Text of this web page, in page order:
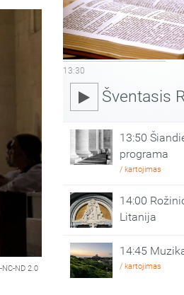
NC-ND 2.0
13:30
Šventasis
13:50
programa
/ kartojimas
14:00
Litanija
14:45
/ kartojimas